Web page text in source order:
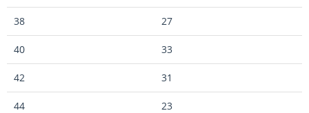
38 27
40 33
42 31
44 23